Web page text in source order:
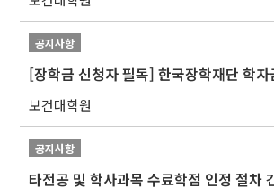
공지사항
보건대학원
공지사항
타전공 및 학사과목 수료학점 인정 절차